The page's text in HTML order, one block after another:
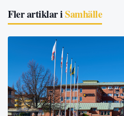
Fler artiklar iSamhälle